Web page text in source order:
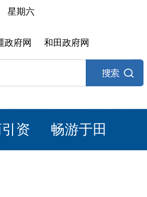
星期六
政府网 和田政府网
资 畅游于田